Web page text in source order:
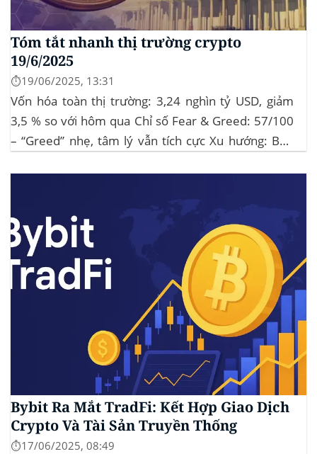
Tóm tắt nhanh thị trường crypto
19/6/2025
⏱️19/06/2025, 13:31
Vốn hóa toàn thị trường: 3,24 nghìn tỷ USD, giảm
3,5 % so với hôm qua Chỉ số Fear & Greed: 57/100
– “Greed” nhẹ, tâm lý vẫn tích cực Xu hướng: BTC
Bybit Ra Mắt TradFi: Kết Hợp Giao Dịch
Crypto Và Tài Sản Truyền Thống
⏱️17/06/2025, 08:49